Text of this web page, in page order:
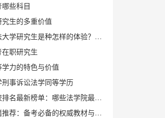
些科目
生的多重价值
是种怎样的体验？过来人分享真实就读感受
职研究生
力的特色与价值
事诉讼法学同等学历
新榜单：哪些法学院最值得报考？
备考必备的权威教材与高效学习指南